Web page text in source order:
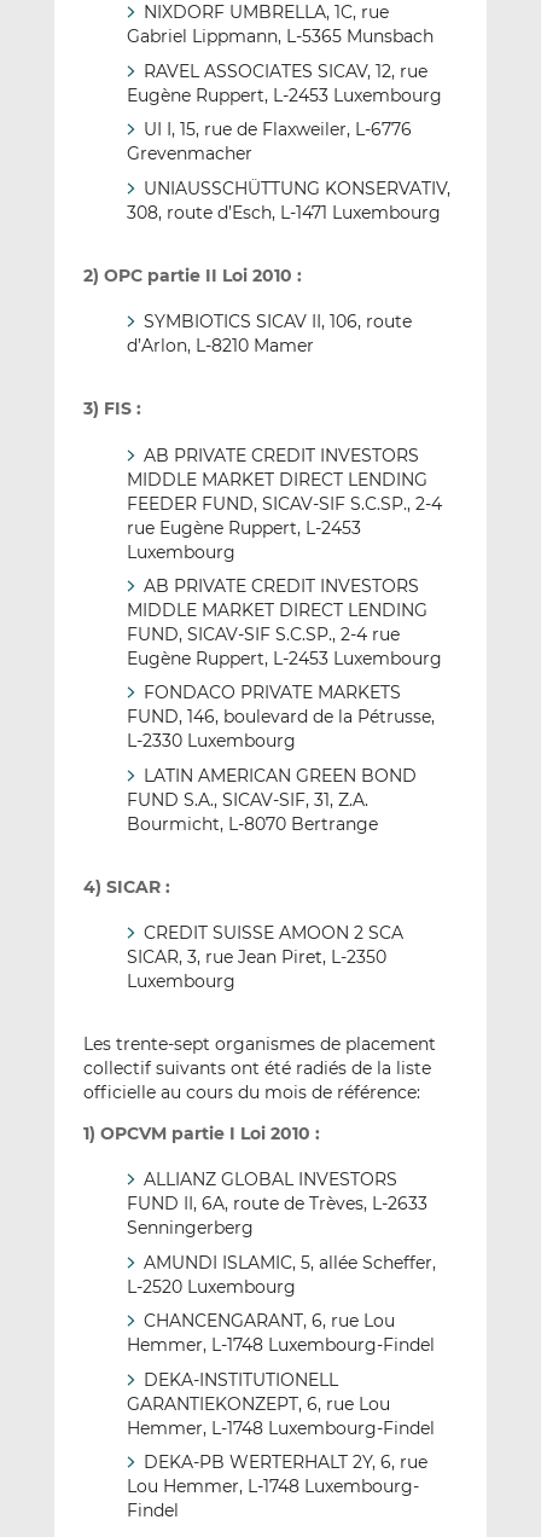
NIXDORF UMBRELLA, 1C, rue
Gabriel Lippmann, L-5365 Munsbach
RAVEL ASSOCIATES SICAV, 12, rue
Eugène Ruppert, L-2453 Luxembourg
UI I, 15, rue de Flaxweiler, L-6776
Grevenmacher
UNIAUSSCHÜTTUNG KONSERVATIV,
308, route d’Esch, L-1471 Luxembourg
2) OPC partie II Loi 2010 :
SYMBIOTICS SICAV II, 106, route
d’Arlon, L-8210 Mamer
3) FIS :
AB PRIVATE CREDIT INVESTORS
MIDDLE MARKET DIRECT LENDING
FEEDER FUND, SICAV-SIF S.C.SP., 2-4
rue Eugène Ruppert, L-2453
Luxembourg
AB PRIVATE CREDIT INVESTORS
MIDDLE MARKET DIRECT LENDING
FUND, SICAV-SIF S.C.SP., 2-4 rue
Eugène Ruppert, L-2453 Luxembourg
FONDACO PRIVATE MARKETS
FUND, 146, boulevard de la Pétrusse,
L-2330 Luxembourg
LATIN AMERICAN GREEN BOND
FUND S.A., SICAV-SIF, 31, Z.A.
Bourmicht, L-8070 Bertrange
4) SICAR :
CREDIT SUISSE AMOON 2 SCA
SICAR, 3, rue Jean Piret, L-2350
Luxembourg
Les trente-sept organismes de placement
collectif suivants ont été radiés de la liste
officielle au cours du mois de référence:
1) OPCVM partie I Loi 2010 :
ALLIANZ GLOBAL INVESTORS
FUND II, 6A, route de Trèves, L-2633
Senningerberg
AMUNDI ISLAMIC, 5, allée Scheffer,
L-2520 Luxembourg
CHANCENGARANT, 6, rue Lou
Hemmer, L-1748 Luxembourg-Findel
DEKA-INSTITUTIONELL
GARANTIEKONZEPT, 6, rue Lou
Hemmer, L-1748 Luxembourg-Findel
DEKA-PB WERTERHALT 2Y, 6, rue
Lou Hemmer, L-1748 Luxembourg-
Findel